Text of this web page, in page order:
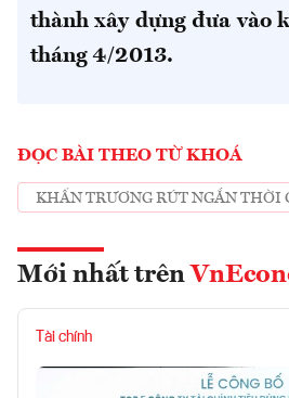
thành xây dựng đưa vào
tháng 4/2013.
ĐỌC BÀI THEO TỪ KHOÁ
KHẨN TRƯƠNG RÚT NGẮN THỜI
PHƯƠNG
Mới nhất trên
Tài chính